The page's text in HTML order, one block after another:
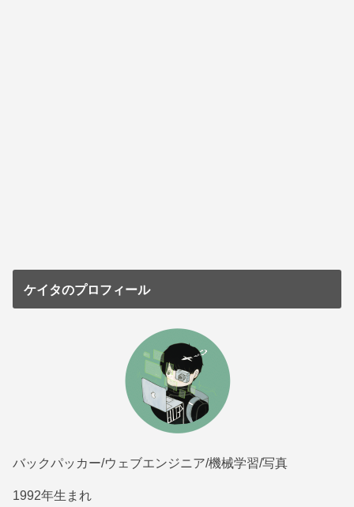
ケイタのプロフィール
バックパッカー/ウェブエンジニア/機械学習/写真
1992年生まれ